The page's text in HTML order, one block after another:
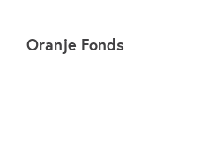
Oranje Fonds